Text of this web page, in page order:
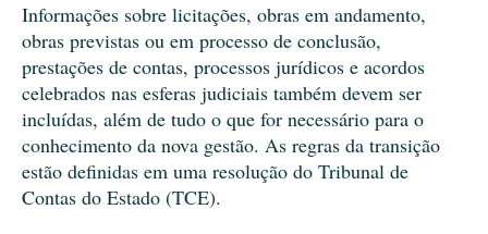
Informações sobre licitações, obras em andamento,
obras previstas ou em processo de conclusão,
prestações de contas, processos jurídicos e acordos
celebrados nas esferas judiciais também devem ser
incluídas, além de tudo o que for necessário para o
conhecimento da nova gestão. As regras da transição
estão definidas em uma resolução do Tribunal de
Contas do Estado (TCE).